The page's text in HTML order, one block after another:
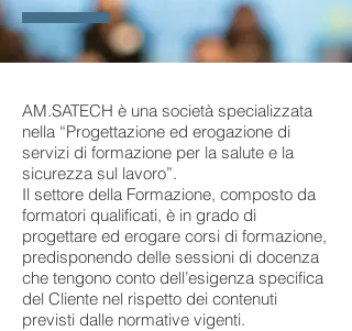
AM.SATECH è una società specializzata
nella “Progettazione ed erogazione di
servizi di formazione per la salute e la
sicurezza sul lavoro”.
Il settore della Formazione, composto da
formatori qualificati, è in grado di
progettare ed erogare corsi di formazione,
predisponendo delle sessioni di docenza
che tengono conto dell’esigenza specifica
del Cliente nel rispetto dei contenuti
previsti dalle normative vigenti.